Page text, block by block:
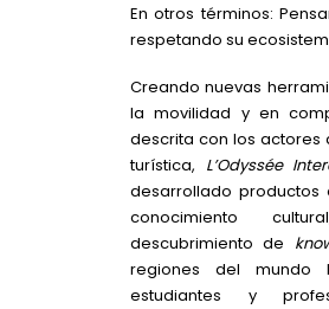
En otros términos:
respetando su
Creando nuevas
la movilidad y en
descrita con los actores
turística, L’Odyssée
desarrollado productos
conocimiento
descubrimiento de
regiones del mundo
estudiantes y